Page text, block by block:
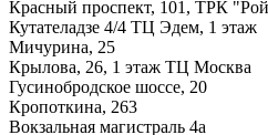
Красный проспект, 101, ТРК
Кутателадзе 4/4 ТЦ Эдем, 1 этаж
Мичурина, 25
Крылова, 26, 1 этаж ТЦ Москва
Гусинобродское шоссе, 20
Кропоткина, 263
Вокзальная магистраль 4а